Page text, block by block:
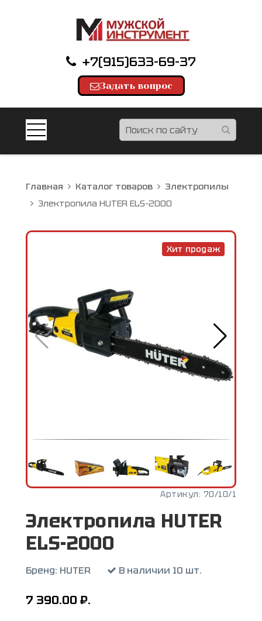
+7(915)633-69-37
Задать вопрос
Главная Каталог товаров
Электропилы
Электропила HUTER ELS-2000
Хит продаж
Артикул: 70/10/1
Электропила HUTER
ELS-2000
Бренд: HUTER В наличии 10 шт.
7 390.00 ₽.